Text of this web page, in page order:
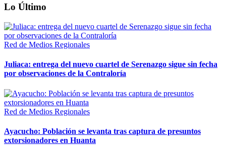
Lo Último
Red de Medios Regionales
Juliaca: entrega del nuevo cuartel de Serenazgo sigue sin fecha
por observaciones de la Contraloría
Red de Medios Regionales
Ayacucho: Población se levanta tras captura de presuntos
extorsionadores en Huanta